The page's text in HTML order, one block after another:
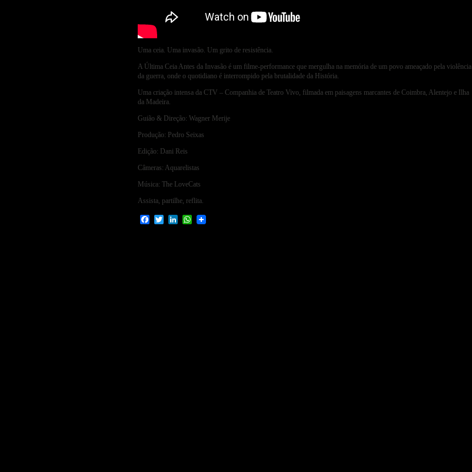
Uma ceia. Uma invasão. Um grito de resistência.
A Última Ceia Antes da Invasão é um filme-performance que mergulha na memória de um povo ameaçado pela violência
da guerra, onde o quotidiano é interrompido pela brutalidade da História.
Uma criação intensa da CTV – Companhia de Teatro Vivo, filmada em paisagens marcantes de Coimbra, Alentejo e Ilha
da Madeira.
Guião & Direção: Wagner Merije
Produção: Pedro Seixas
Edição: Dani Reis
Câmeras: Aquarelistas
Música: The LoveCats
Assista, partilhe, reflita.
Facebook
TwitterLinkedInWhatsApp